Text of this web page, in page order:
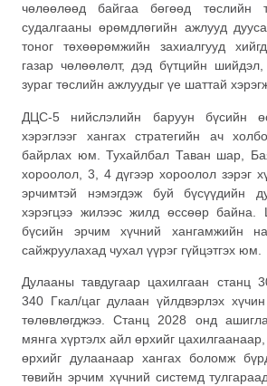
чөлөөлөөд байгаа бөгөөд төслийн
судалгааны өрөмдлөгийн ажлууд
тоног төхөөрөмжийн захиалгууд
газар чөлөөлөлт, дэд бүтцийн
зураг төслийн ажлуудыг үе шаттай
ДЦС-5 нийслэлийн баруун бүсийн
хэрэглээг хангах стратегийн ач
байрлах юм. Тухайлбал Таван шар,
хороолол, 3, 4 дүгээр хороолол зэрэг
эрчимтэй нэмэгдэж буй бүсүүдийн
хэрэгцээ жилээс жилд өссөөр байна.
бүсийн эрчим хүчний хангамжийн
сайжруулахад чухал үүрэг гүйцэтгэх юм.
Дулааны тавдугаар цахилгаан станц
340 Гкал/цаг дулаан үйлдвэрлэх
төлөвлөгджээ. Станц 2028 онд
мянга хүртэлх айл өрхийг
өрхийг дулаанаар хангах боломж
төвийн эрчим хүчний системд